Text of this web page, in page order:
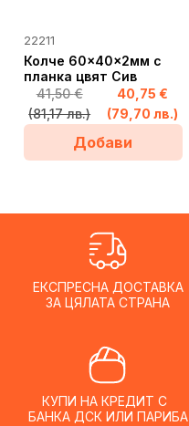
22211
Колче 60x40x2мм с
планка цвят Сив
41,50€
(81,17 лв.)
40,75€
(79,70 лв.)
Добави
This
product
has
multiple
variants.
options
product
ЕКСПРЕСНА ДОСТАВКА
ЗА ЦЯЛАТА СТРАНА
КУПИ НА КРЕДИТ С
БАНКА ДСК ИЛИ ПАРИБА